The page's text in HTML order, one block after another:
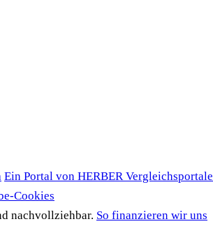
Ein Portal von HERBER Vergleichsportale
Cookies
nachvollziehbar. So finanzieren wir uns